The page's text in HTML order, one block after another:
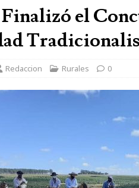
el
Redaccion Rurales 0